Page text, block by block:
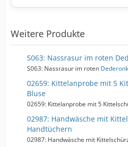
Weitere Produkte
S063: Nassrasur im roten
S063: Nassrasur im roten
02659: Kittelanprobe mit 5
Bluse
02659: Kittelanprobe mit 5
02987: Handwäsche mit
Handtüchern
02987: Handwäsche mit